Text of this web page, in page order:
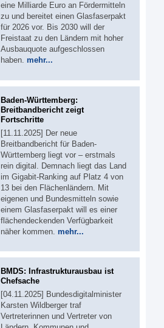
eine Milliarde Euro an Fördermitteln
zu und bereitet einen Glasfaserpakt
für 2026 vor. Bis 2030 will der
Freistaat zu den Ländern mit hoher
Ausbauquote aufgeschlossen
haben. mehr...
Baden-Württemberg:
Breitbandbericht zeigt
Fortschritte
[11.11.2025] Der neue
Breitbandbericht für Baden-
Württemberg liegt vor – erstmals
rein digital. Demnach liegt das Land
im Gigabit-Ranking auf Platz 4 von
13 bei den Flächenländern. Mit
eigenen und Bundesmitteln sowie
einem Glasfaserpakt will es einer
flächendeckenden Verfügbarkeit
näher kommen. mehr...
BMDS: Infrastrukturausbau ist
Chefsache
[04.11.2025] Bundesdigitalminister
Karsten Wildberger traf
Vertreterinnen und Vertreter von